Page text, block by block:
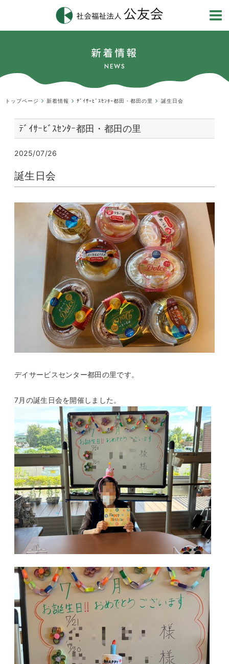
新着情報
NEWS
トップページ 新着情報 ﾃﾞｲｻｰﾋﾞｽｾﾝﾀｰ都田・都田の里 誕生日会
ﾃﾞｲｻｰﾋﾞｽｾﾝﾀｰ都田・都田の里
2025/07/26
誕生日会
デイサービスセンター都田の里です。
7月の誕生日会を開催しました。